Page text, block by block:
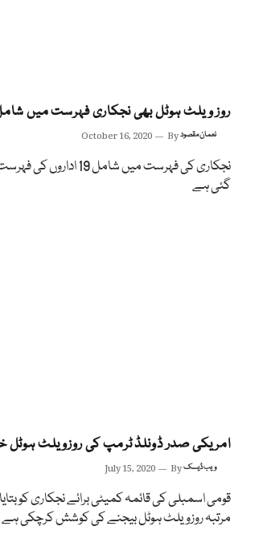
روز ویلٹ ہوٹل بھی نجکاری فہرست میں
October 16, 2020 Byنعمان مقصود
‏نجکاری کی فہرست میں
گئی ہے
امریکی صدر ڈونلڈ ٹرمپ کی روزویلٹ
July 15, 2020 Byویب ڈیسک
قومی اسمبلی کی قائمہ کمیٹی برائے نجکاری کو
مرتبہ روزویلٹ ہوٹل بیجنے کی کوشش کرچکی ہے